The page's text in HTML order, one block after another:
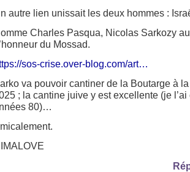
autre lien unissait les deux hommes :
Charles Pasqua, Nicolas Sarkozy
du Mossad.
sos-crise.over-blog.com/art…
va pouvoir cantiner de la Boutarge à
; la cantine juive y est excellente (je
80)…